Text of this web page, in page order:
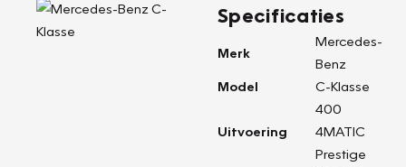
Specificaties
Merk
Mercedes-
Benz
Model
C-Klasse
Uitvoering
400
4MATIC
Prestige